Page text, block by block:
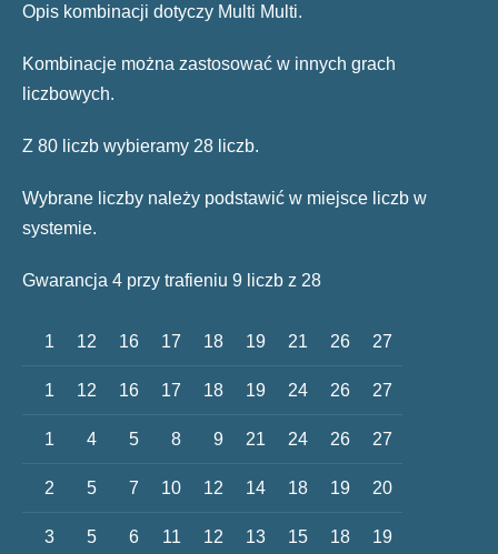
Opis kombinacji dotyczy Multi Multi.
Kombinacje można zastosować w innych grach
liczbowych.
Z 80 liczb wybieramy 28 liczb.
Wybrane liczby należy podstawić w miejsce liczb w
systemie.
Gwarancja 4 przy trafieniu 9 liczb z 28
1 12 16 17 18 19 21 26 27
1 12 16 17 18 19 24 26 27
1 4 5 8 9 21 24 26 27
2 5 7 10 12 14 18 19 20
3 5 6 11 12 13 15 18 19